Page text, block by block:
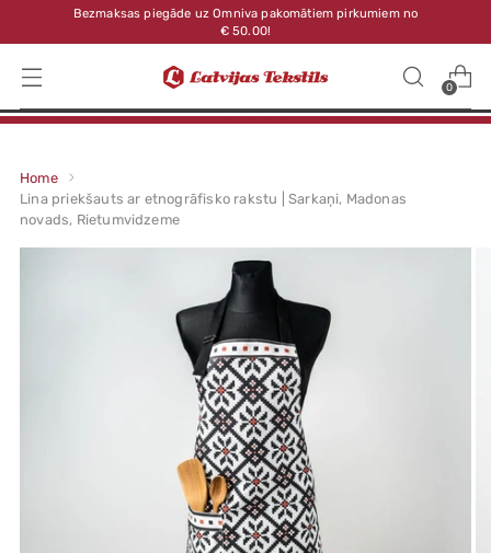
Bezmaksas piegāde uz Omniva pakomātiem pirkumiem no
€ 50.00!
0
Home
Lina priekšauts ar etnogrāfisko rakstu | Sarkaņi, Madonas
novads, Rietumvidzeme